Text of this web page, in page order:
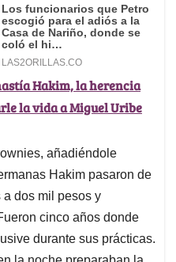
Hakim, la herencia
la vida a Miguel Uribe
añadiéndole
Hakim pasaron de
dos mil pesos y
cinco años donde
durante sus prácticas.